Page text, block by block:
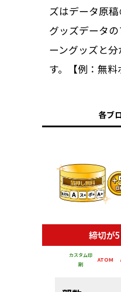
ズはデータ原稿
グッズデータ
ーングッズと
す。【例：無料
各ブ
締切が
カスタム印
刷
ATOM